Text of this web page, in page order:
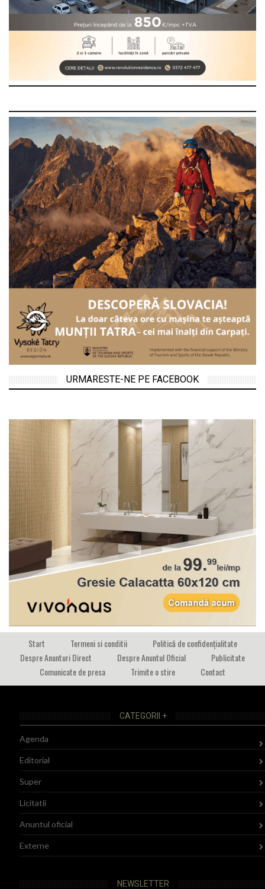
URMARESTE-NE PE FACEBOOK
Start Termeni si conditii
Politică de confidențialitate
Despre Anunturi Direct
Despre Anuntul Oficial
Publicitate
Comunicate de presa
Trimite o stire Contact
CATEGORII +
Agenda
Editorial
Super
Licitatii
Anuntul oficial
Externe
NEWSLETTER